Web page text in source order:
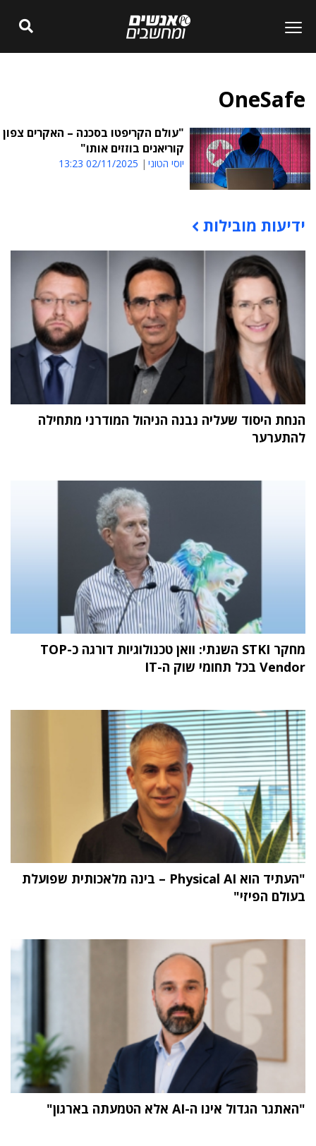
OneSafe
"עולם הקריפטו בסכנה – האקרים צפון
קוריאנים בוזזים אותו"
יוסי הטוני 02/11/2025 13:23
תוכן פרסומי
ידיעות מובילות
הנחת היסוד שעליה נבנה הניהול המודרני מתחילה
להתערער
מחקר STKI השנתי: וואן טכנולוגיות דורגה כ-TOP
Vendor בכל תחומי שוק ה-IT
"העתיד הוא Physical AI – בינה מלאכותית שפועלת
בעולם הפיזי"
"האתגר הגדול אינו ה-AI אלא הטמעתה בארגון"